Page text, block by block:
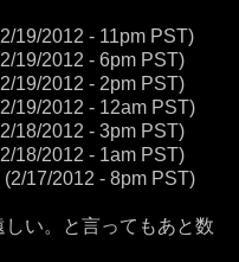
19/2012 - 11pm PST)
19/2012 - 6pm PST)
19/2012 - 2pm PST)
19/2012 - 12am PST)
18/2012 - 3pm PST)
18/2012 - 1am PST)
17/2012 - 8pm PST)
い。と言ってもあと数